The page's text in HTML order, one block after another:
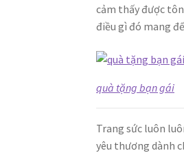
cảm thấy được
điều gì đó mang
quà tặng bạn gái
Trang sức luôn
yêu thương dành